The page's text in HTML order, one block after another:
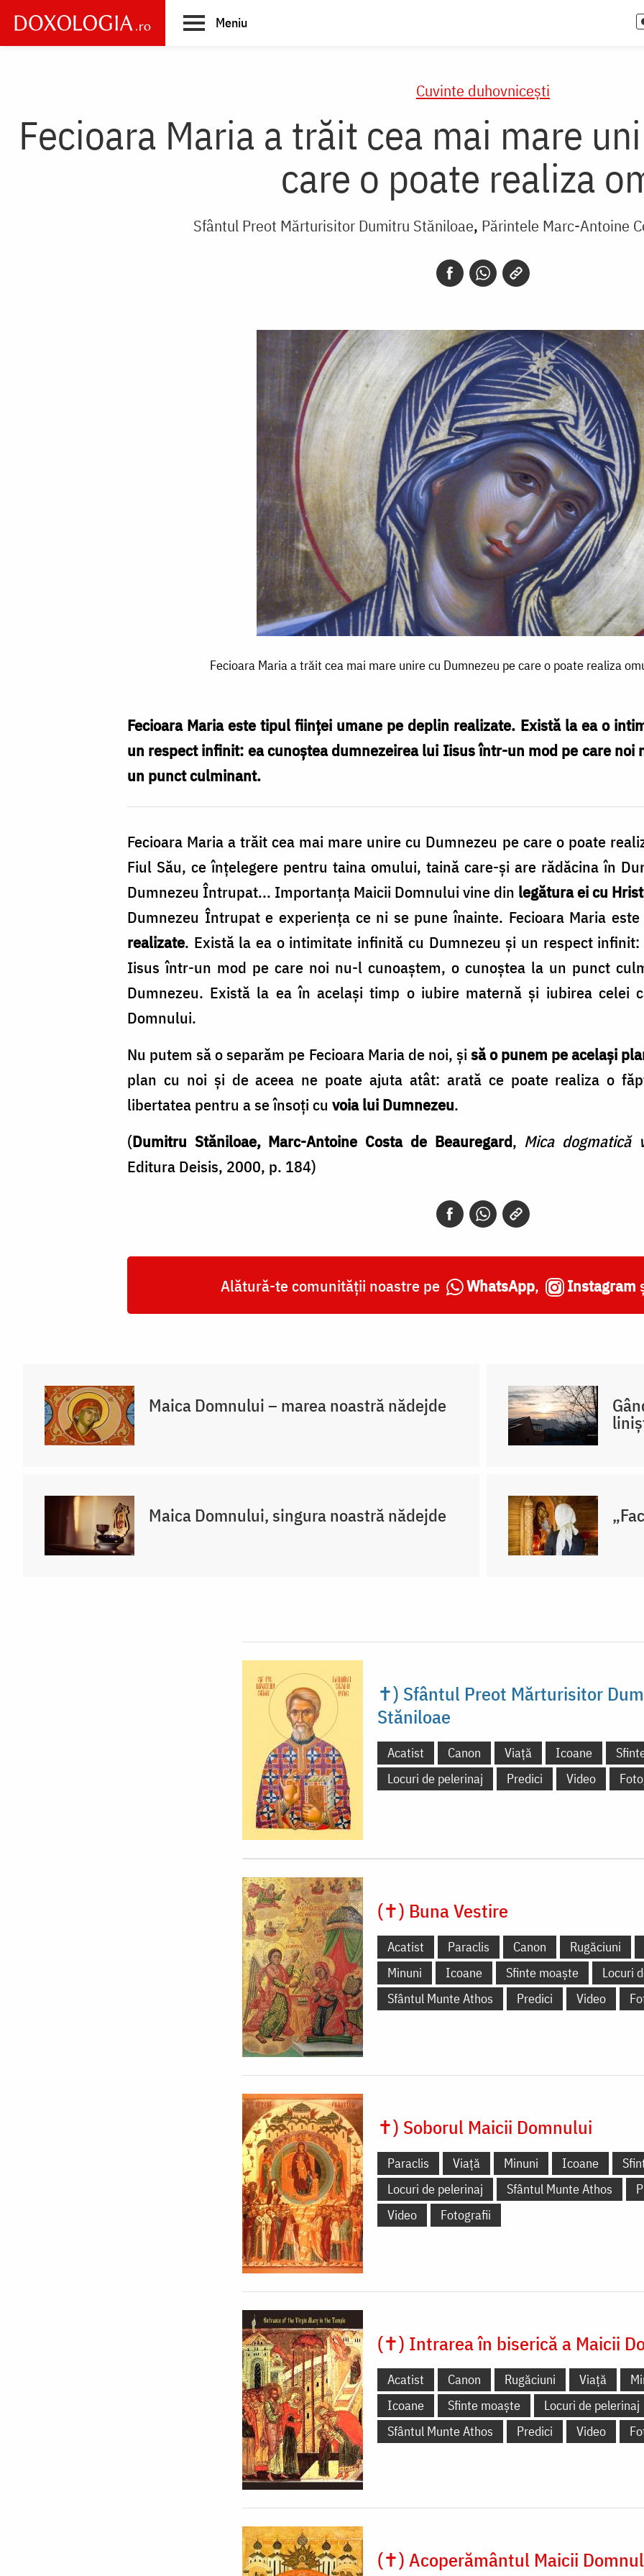
main
Meniu
Cuvinte duhovnicești
Fecioara Maria a trăit cea mai mare
care o poate realiza
Sfântul Preot Mărturisitor Dumitru Stăniloae Părintele Marc-Antoine
Fecioara Maria a trăit cea mai mare unire cu Dumnezeu pe care o poate realiza
Fecioara Maria este tipul ființei umane pe deplin realizate. Există la ea o
un respect infinit: ea cu­noștea dumnezeirea lui Iisus într-un mod pe care noi
un punct culminant.
Fecioara Maria a trăit cea mai mare unire cu Dumne­zeu pe care o poate
Fiul Său, ce înțelegere pentru taina omului, taină care-și are rădăcina în
Dumnezeu Întrupat... Importanța Maicii Domnului vine din legătura ei cu
Dumnezeu Întru­pat e experiența ce ni se pune înainte. Fecioara Maria este
realizate. Există la ea o inti­mitate infinită cu Dumnezeu și un respect
Iisus într-un mod pe care noi nu-l cunoaștem, o cunoștea la un punct
Dumnezeu. Există la ea în același timp o iubire maternă și iubirea celei
Domnului.
Nu putem să o separăm pe Fecioara Maria de noi, și să o punem pe același
plan cu noi și de aceea ne poate ajuta atât: arată ce poate realiza o
libertatea pentru a se însoți cu voia lui Dumnezeu.
(Dumitru Stăniloae, Marc-Antoine Costa de Beauregard, Mica dogmatică
Editura Deisis, 2000, p. 184)
Alătură-te comunității noastre pe WhatsApp, Instagram
Maica Domnului – marea noastră nădejde
Maica Domnului, singura noastră nădejde
✝) Sfântul Preot Mărturisitor
Stăniloae
Acatist Canon Viață Icoane
Locuri de pelerinaj
Predici Video
(✝) Buna Vestire
Acatist Paraclis Canon Rugăciuni
Minuni
Icoane Sfinte moaște
Locuri
Sfântul Munte Athos
Predici Video
✝) Soborul Maicii Domnului
Paraclis Viață Minuni Icoane
Locuri de pelerinaj
Sfântul Munte Athos
Video
Fotografii
(✝) Intrarea în biserică a Maicii
Acatist Canon Rugăciuni Viață
Icoane
Sfinte moaște
Locuri de pelerinaj
Sfântul Munte Athos
Predici Video
(✝) Acoperământul Maicii